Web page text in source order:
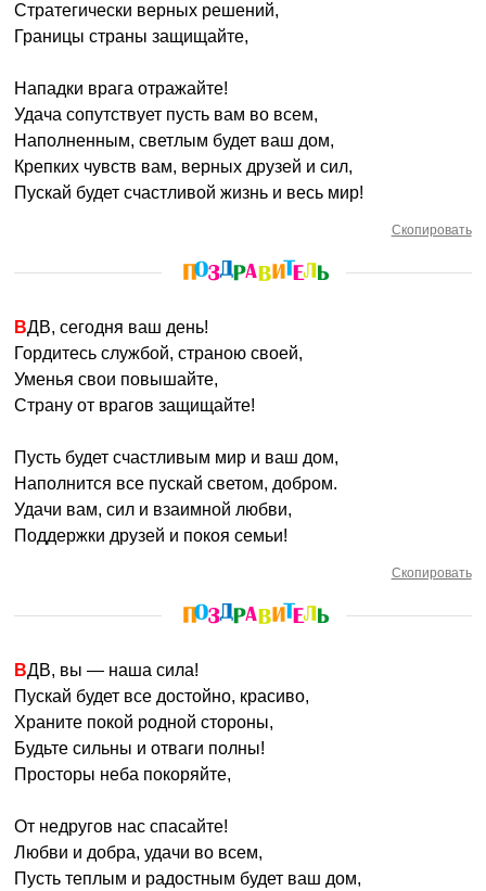
Стратегически верных решений,
Границы страны защищайте,
Нападки врага отражайте!
Удача сопутствует пусть вам во всем,
Наполненным, светлым будет ваш дом,
Крепких чувств вам, верных друзей и сил,
Пускай будет счастливой жизнь и весь мир!
Скопировать
ВДВ, сегодня ваш день!
Гордитесь службой, страною своей,
Уменья свои повышайте,
Страну от врагов защищайте!
Пусть будет счастливым мир и ваш дом,
Наполнится все пускай светом, добром.
Удачи вам, сил и взаимной любви,
Поддержки друзей и покоя семьи!
Скопировать
ВДВ, вы — наша сила!
Пускай будет все достойно, красиво,
Храните покой родной стороны,
Будьте сильны и отваги полны!
Просторы неба покоряйте,
От недругов нас спасайте!
Любви и добра, удачи во всем,
Пусть теплым и радостным будет ваш дом,